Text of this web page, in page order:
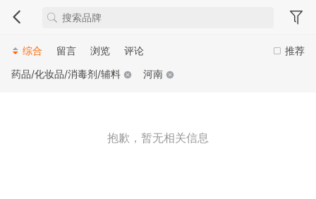
推荐
综合 留言 浏览
评论
药品/化妆品/消毒剂/辅料
河南
抱歉，暂无相关信息